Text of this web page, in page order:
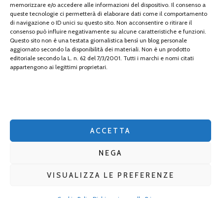
memorizzare e/o accedere alle informazioni del dispositivo. Il consenso a
queste tecnologie ci permetterà di elaborare dati come il comportamento
di navigazione o ID unici su questo sito. Non acconsentire o ritirare il
consenso può influire negativamente su alcune caratteristiche e funzioni.
Questo sito non è una testata giornalistica bensì un blog personale
aggiornato secondo la disponibilità dei materiali. Non è un prodotto
editoriale secondo la L. n. 62 del 7/3/2001. Tutti i marchi e nomi citati
appartengono ai legittimi proprietari.
ACCETTA
NEGA
VISUALIZZA LE PREFERENZE
travel
Uncategorized
viaggi
web
Blossom Themes
. Powered by WordPress